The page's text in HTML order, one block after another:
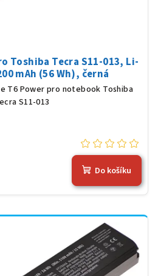
Toshiba Tecra S11-013, Li-
mAh (56 Wh), černá
T6 Power pro notebook Toshiba
S11-013
Do košíku